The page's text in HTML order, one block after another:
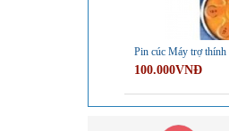
Pin cúc Máy trợ thính
100.000VNĐ